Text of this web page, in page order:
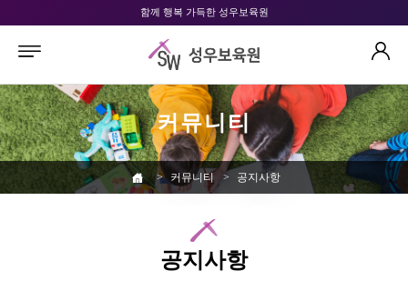
함께 행복 가득한 성우보육원
커뮤니티
> 커뮤니티 > 공지사항
공지사항